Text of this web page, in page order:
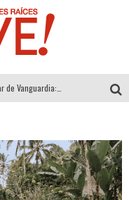
Alexandra Bedoya – La Constancia detrás de La Paletería
El Despertar de la Calidez: Acabados Dorados de FV para Elevar tu Espacio